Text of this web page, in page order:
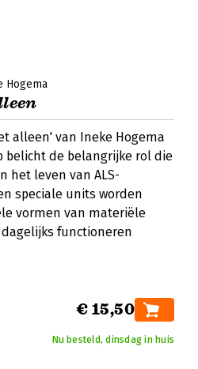
Hogema
alleen' van Ineke Hogema
belicht de belangrijke rol die
het leven van ALS-
speciale units worden
vormen van materiële
functioneren
€ 15,50
Nu besteld, dinsdag in huis